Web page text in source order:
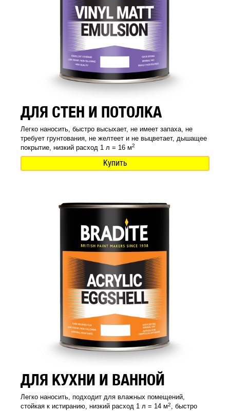
ДЛЯ СТЕН И ПОТОЛКА
Легко наносить, быстро высыхает, не имеет запаха, не
требует грунтования, не желтеет и не выцветает, дышащее
покрытие, низкий расход 1 л = 16 м2
Купить
ДЛЯ КУХНИ И ВАННОЙ
Легко наносить, подходит для влажных помещений,
стойкая к истиранию, низкий расход 1 л = 14 м2, быстро